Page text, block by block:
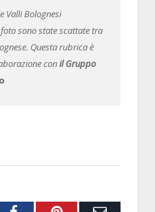
Valli Bolognesi
foto sono state scattate tra
Questa rubrica è
conil Gruppo